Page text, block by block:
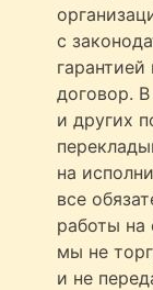
с
договор.
и других
на
все
работы на
мы не
и не